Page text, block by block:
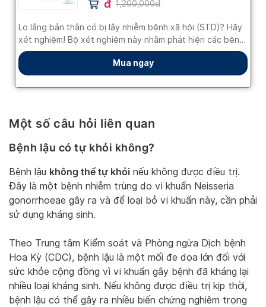
Một số câu hỏi liên quan
Bệnh lậu có tự khỏi không?
Bệnh lậu không thể tự khỏi nếu không được điều trị.
Đây là một bệnh nhiễm trùng do vi khuẩn Neisseria
gonorrhoeae gây ra và để loại bỏ vi khuẩn này, cần phải
sử dụng kháng sinh.
Theo Trung tâm Kiểm soát và Phòng ngừa Dịch bệnh
Hoa Kỳ (CDC), bệnh lậu là một mối đe dọa lớn đối với
sức khỏe cộng đồng vì vi khuẩn gây bệnh đã kháng lại
nhiều loại kháng sinh. Nếu không được điều trị kịp thời,
bệnh lậu có thể gây ra nhiều biến chứng nghiêm trọng